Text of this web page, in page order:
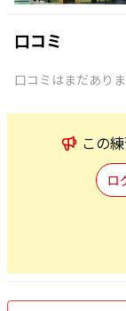
口コミ
口コミはまだあり
この
ロ